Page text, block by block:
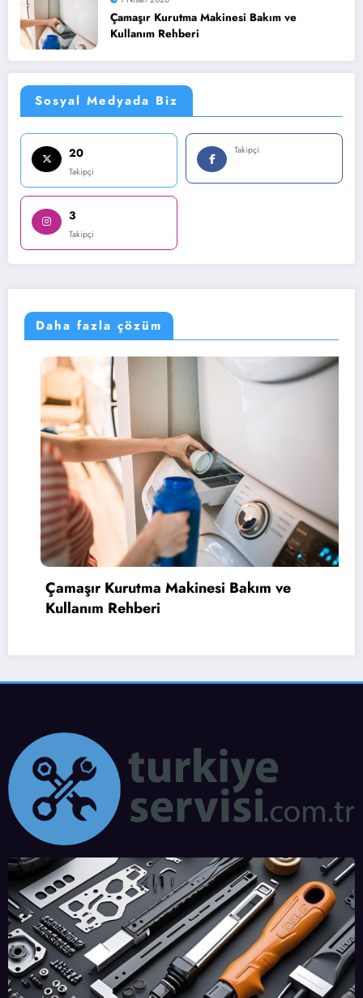
Çamaşır Kurutma Makinesi Bakım ve
Kullanım Rehberi
Sosyal Medyada Biz
20
Takipçi
Takipçi
3
Takipçi
Daha fazla çözüm
ve
Bulaşık Makinesi